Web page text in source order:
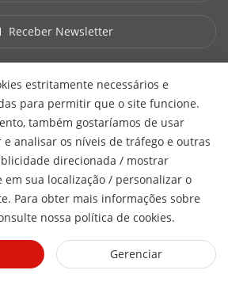
estritamente necessários e
para permitir que o site funcione.
também gostaríamos de usar
e analisar os níveis de tráfego e outras
direcionada / mostrar
sua localização / personalizar o
Para obter mais informações sobre
nossa política de cookies.
Gerenciar
Receber Newsletter
0001-40
© 2026 Hangzhou
Co., Ltd. All Rights Reserved.
Política de Cookies
Preferências de